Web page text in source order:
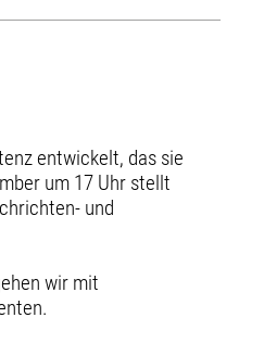
entwickelt, das sie
um 17 Uhr stellt
und
wir mit